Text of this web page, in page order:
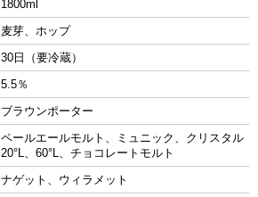
1800ml
麦芽、ホップ
30日（要冷蔵）
5.5％
ブラウンポーター
ペールエールモルト、ミュニック、クリスタル
20°L、60°L、チョコレートモルト
ナゲット、ウィラメット